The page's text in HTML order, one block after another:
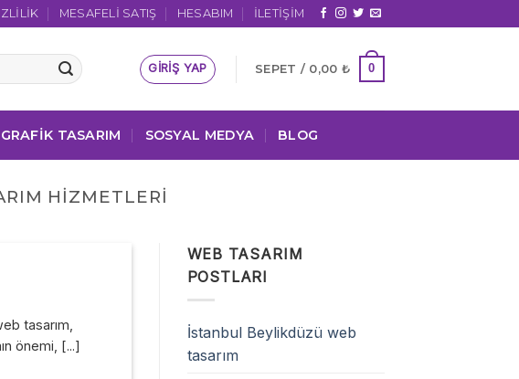
MESAFELI SATIŞ HESABIM İLETIŞIM
GIRIŞ YAP SEPET / 0,00 ₺ 0
GRAFIK TASARIM SOSYAL MEDYA BLOG
HIZMETLERI
tasarım,
önemi, [...]
WEB TASARIM
POSTLARI
İstanbul Beylikdüzü web
tasarım